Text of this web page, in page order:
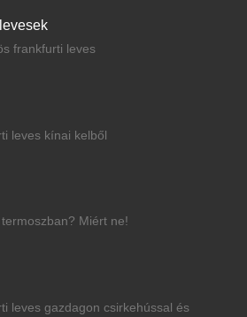
frankfurti leves
leves kínai kelből
termoszban? Miért ne!
leves gazdagon csirkehússal és